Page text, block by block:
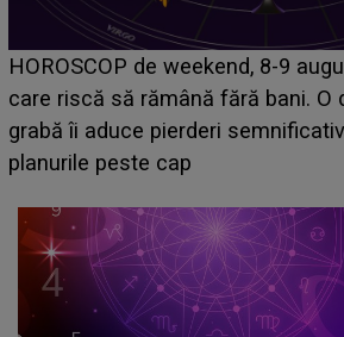
Emanuel a ținut ACEST DETALIU
acum! În fața Alexandrei,
face o MĂRTURISIRE
sa: "I-am spus și ei în față, eu nu